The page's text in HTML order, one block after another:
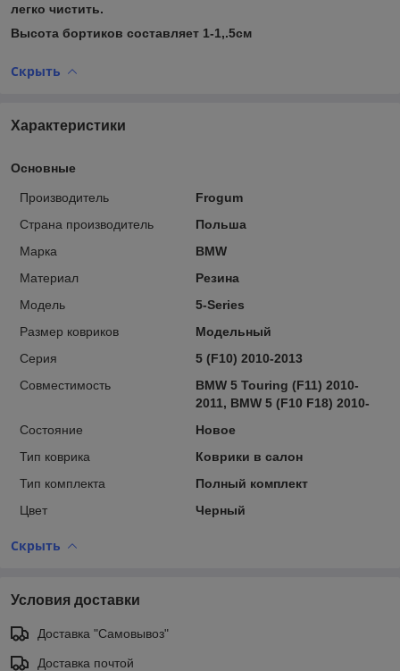
легко чистить.
Высота бортиков составляет 1-1,.5см
Скрыть
Характеристики
Основные
Производитель
Frogum
Страна производитель
Польша
Марка
BMW
Материал
Резина
Модель
5-Series
Размер ковриков
Модельный
Серия
5 (F10) 2010-2013
Совместимость
BMW 5 Touring (F11) 2010-
2011, BMW 5 (F10 F18) 2010-
Состояние
Новое
Тип коврика
Коврики в салон
Тип комплекта
Полный комплект
Цвет
Черный
Скрыть
Условия доставки
Доставка "Самовывоз"
Доставка почтой